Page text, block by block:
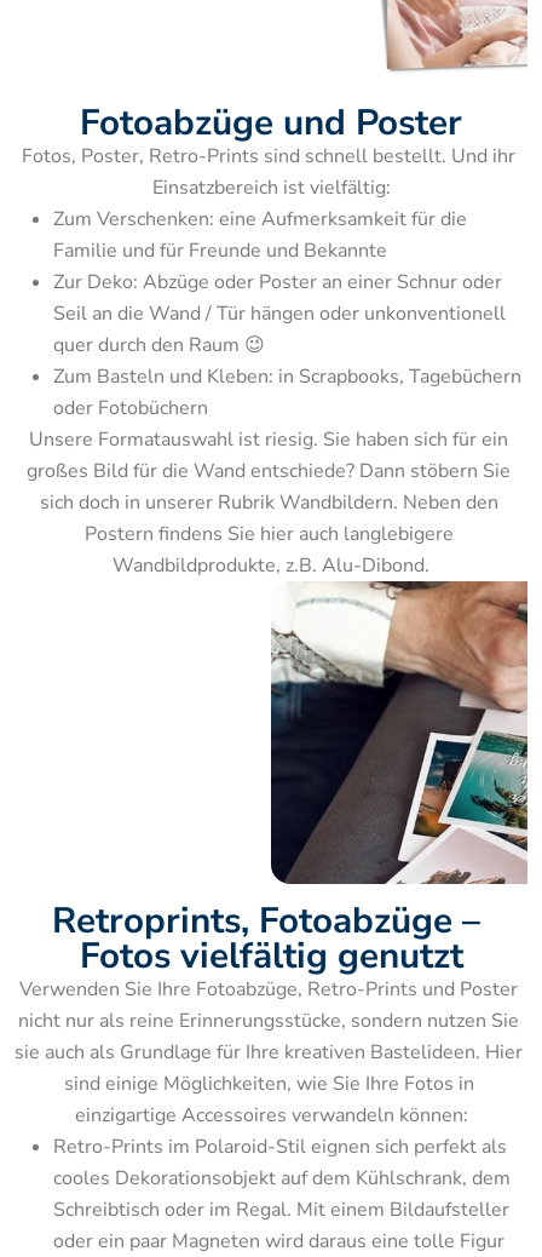
Fotoabzüge und Poster
Fotos, Poster, Retro-Prints sind schnell bestellt. Und ihr
Zum Verschenken: eine Aufmerksamkeit für die
Familie und für Freunde und Bekannte
Zur Deko: Abzüge oder Poster an einer Schnur oder
Seil an die Wand / Tür hängen oder unkonventionell
quer durch den Raum 😉
Zum Basteln und Kleben: in Scrapbooks, Tagebüchern
Unsere Formatauswahl ist riesig. Sie haben sich für ein
großes Bild für die Wand entschiede? Dann stöbern Sie
sich doch in unserer Rubrik Wandbildern. Neben den
Postern findens Sie hier auch langlebigere
Wandbildprodukte, z.B. Alu-Dibond.
Retroprints, Fotoabzüge –
Fotos vielfältig genutzt
Verwenden Sie Ihre Fotoabzüge, Retro-Prints und Poster
nicht nur als reine Erinnerungsstücke, sondern nutzen Sie
sie auch als Grundlage für Ihre kreativen Bastelideen. Hier
sind einige Möglichkeiten, wie Sie Ihre Fotos in
einzigartige Accessoires verwandeln können:
Retro-Prints im Polaroid-Stil eignen sich perfekt als
cooles Dekorationsobjekt auf dem Kühlschrank, dem
Schreibtisch oder im Regal. Mit einem Bildaufsteller
oder ein paar Magneten wird daraus eine tolle Figur